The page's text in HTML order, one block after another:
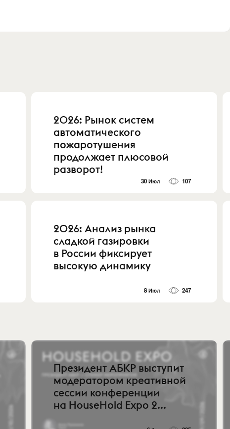
2026: Рынок систем
автоматического
пожаротушения
продолжает плюсовой
разворот!
30 Июл 107
2026: Анализ рынка
сладкой газировки
в России фиксирует
высокую динамику
8 Июл 247
Президент АБКР выступит
модератором креативной
сессии конференции
на HouseHold Expo 2...